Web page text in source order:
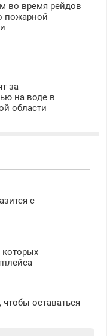
во время рейдов
пожарной
за
на воде в
области
с
чтобы оставаться